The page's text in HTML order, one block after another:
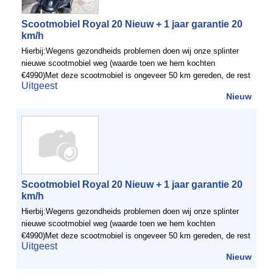
Scootmobiel Royal 20 Nieuw + 1 jaar garantie 20
km/h
Hierbij:Wegens gezondheids problemen doen wij onze splinter
nieuwe scootmobiel weg (waarde toen we hem kochten
€4990)Met deze scootmobiel is ongeveer 50 km gereden, de rest
van het jaar heeft hij in de garage gestaan.De snelheid van ...
Uitgeest
Nieuw
Scootmobiel Royal 20 Nieuw + 1 jaar garantie 20
km/h
Hierbij:Wegens gezondheids problemen doen wij onze splinter
nieuwe scootmobiel weg (waarde toen we hem kochten
€4990)Met deze scootmobiel is ongeveer 50 km gereden, de rest
van het jaar heeft hij in de garage gestaan.De snelheid van ...
Uitgeest
Nieuw